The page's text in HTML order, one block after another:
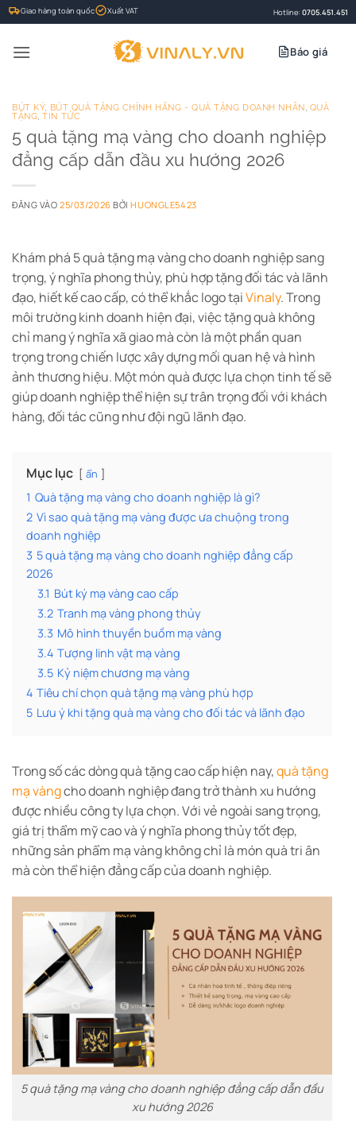
Bỏ
qua
nội
Giao hàng toàn quốc Xuất VAT Hotline: 0705.451.451
Báo giá
BÚT KÝ, BÚT QUÀ TẶNG CHÍNH HÃNG - QUÀ TẶNG DOANH NHÂN, QUÀ
TẶNG,TIN TỨC
5 quà tặng mạ vàng cho doanh nghiệp
đẳng cấp dẫn đầu xu hướng 2026
ĐĂNG VÀO25/03/2026 BỞIHUONGLE5423
Khám phá 5 quà tặng mạ vàng cho doanh nghiệp sang
trọng, ý nghĩa phong thủy, phù hợp tặng đối tác và lãnh
đạo, hiết kế cao cấp, có thể khắc logo tạiVinaly.Trong
môi trường kinh doanh hiện đại, việc tặng quà không
chỉ mang ý nghĩa xã giao mà còn là một phần quan
trọng trong chiến lược xây dựng mối quan hệ và hình
ảnh thương hiệu. Một món quà được lựa chọn tinh tế sẽ
giúp doanh nghiệp thể hiện sự trân trọng đối với khách
hàng, đối tác cũng như đội ngũ lãnh đạo.
Mục lục ẩn
1 Quà tặng mạ vàng cho doanh nghiệp là gì?
2 Vì sao quà tặng mạ vàng được ưa chuộng trong
doanh nghiệp
3 5 quà tặng mạ vàng cho doanh nghiệp đẳng cấp
2026
3.1 Bút ký mạ vàng cao cấp
3.2 Tranh mạ vàng phong thủy
3.3 Mô hình thuyền buồm mạ vàng
3.4 Tượng linh vật mạ vàng
3.5 Kỷ niệm chương mạ vàng
4 Tiêu chí chọn quà tặng mạ vàng phù hợp
5 Lưu ý khi tặng quà mạ vàng cho đối tác và lãnh đạo
Trong số các dòng quà tặng cao cấp hiện nay,quà tặng
mạ vàngcho doanh nghiệp đang trở thành xu hướng
được nhiều công ty lựa chọn. Với vẻ ngoài sang trọng,
giá trị thẩm mỹ cao và ý nghĩa phong thủy tốt đẹp,
những sản phẩm mạ vàng không chỉ là món quà tri ân
mà còn thể hiện đẳng cấp của doanh nghiệp.
5 quà tặng mạ vàng cho doanh nghiệp đẳng cấp dẫn đầu
xu hướng 2026